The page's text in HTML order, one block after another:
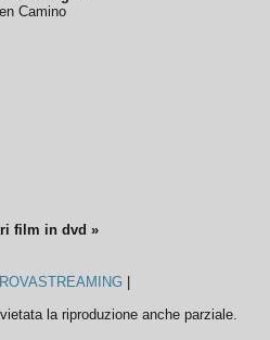
Camino
film in dvd »
la riproduzione anche parziale.